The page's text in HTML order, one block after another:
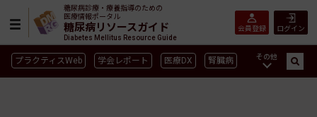
糖尿病診療・療養指導のための
医療情報ポータル
糖尿病リソースガイド
Diabetes Mellitus Resource Guide
ログイン
会員登録
プラクティスWeb 学会レポート 医療DX 腎臓病 その他